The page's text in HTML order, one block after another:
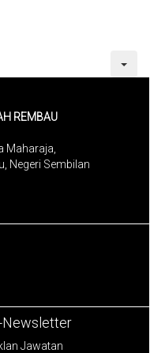
REMBAU
Maharaja,
Negeri Sembilan
Newsletter
Jawatan